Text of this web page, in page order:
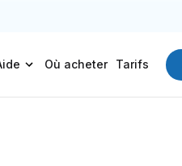
Où acheter Tarifs